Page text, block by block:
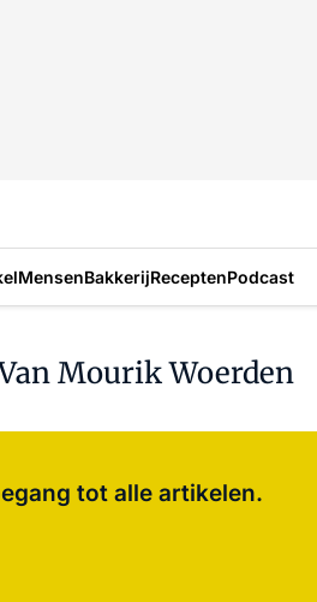
MensenBakkerijReceptenPodcast
Mourik Woerden
tot alle artikelen.